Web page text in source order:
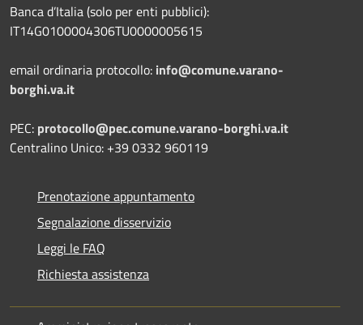
Banca d’Italia (solo per enti pubblici):
IT14G0100004306TU0000005615
email ordinaria protocollo: info@comune.varano-
borghi.va.it
PEC: protocollo@pec.comune.varano-borghi.va.it
Centralino Unico: +39 0332 960119
Prenotazione appuntamento
Segnalazione disservizio
Leggi le FAQ
Richiesta assistenza